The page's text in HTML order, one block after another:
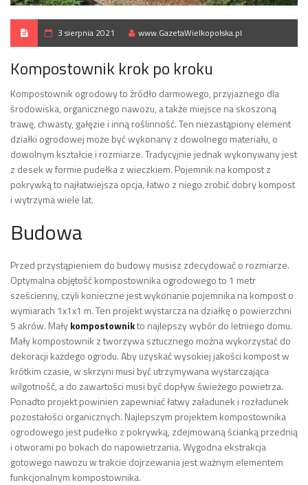
3 sierpnia 2021 www.GazetaWielkopolska.pl
Kompostownik krok po kroku
Kompostownik ogrodowy to źródło darmowego, przyjaznego dla
środowiska, organicznego nawozu, a także miejsce na skoszoną
trawę, chwasty, gałęzie i inną roślinność. Ten niezastąpiony element
działki ogrodowej może być wykonany z dowolnego materiału, o
dowolnym kształcie i rozmiarze. Tradycyjnie jednak wykonywany jest
z desek w formie pudełka z wieczkiem. Pojemnik na kompost z
pokrywką to najłatwiejsza opcja, łatwo z niego zrobić dobry kompost
i wytrzyma wiele lat.
Budowa
Przed przystąpieniem do budowy musisz zdecydować o rozmiarze.
Optymalna objętość kompostownika ogrodowego to 1 metr
sześcienny, czyli konieczne jest wykonanie pojemnika na kompost o
wymiarach 1x1x1 m. Ten projekt wystarcza na działkę o powierzchni
5 akrów. Małykompostownikto najlepszy wybór do letniego domu.
Mały kompostownik z tworzywa sztucznego można wykorzystać do
dekoracji każdego ogrodu. Aby uzyskać wysokiej jakości kompost w
krótkim czasie, w skrzyni musi być utrzymywana wystarczająca
wilgotność, a do zawartości musi być dopływ świeżego powietrza.
Ponadto projekt powinien zapewniać łatwy załadunek i rozładunek
pozostałości organicznych. Najlepszym projektem kompostownika
ogrodowego jest pudełko z pokrywką, zdejmowaną ścianką przednią
i otworami po bokach do napowietrzania. Wygodna ekstrakcja
gotowego nawozu w trakcie dojrzewania jest ważnym elementem
funkcjonalnym kompostownika.